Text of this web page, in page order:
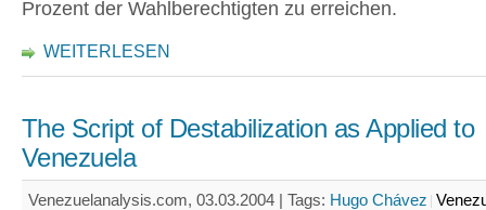
Prozent der Wahlberechtigten zu erreichen.
WEITERLESEN
The Script of Destabilization as Applied to
Venezuela
Venezuelanalysis.com, 03.03.2004 | Tags: Hugo Chávez